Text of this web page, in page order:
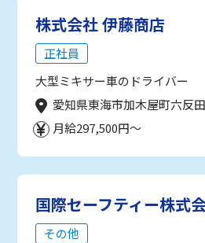
株式会社 伊藤商店
正社員
大型ミキサー車のドライバー
愛知県東海市加木屋町六反
月給297,500円～
国際セーフティー株式
その他